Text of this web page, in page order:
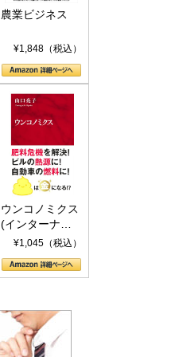
農業ビジネス
¥1,848（税込）
ウンコノミクス
(インターナシ
ョナル新書)
¥1,045（税込）